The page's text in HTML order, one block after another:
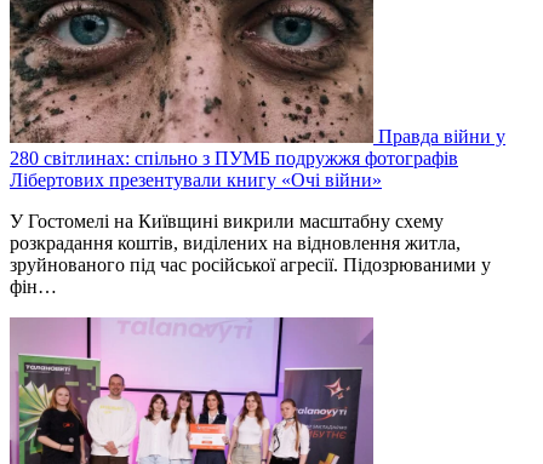
Правда війни у
280 світлинах: спільно з ПУМБ подружжя фотографів
Лібертових презентували книгу «Очі війни»
У Гостомелі на Київщині викрили масштабну схему
розкрадання коштів, виділених на відновлення житла,
зруйнованого під час російської агресії. Підозрюваними у
фін…